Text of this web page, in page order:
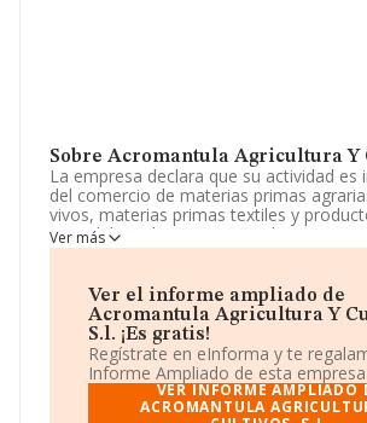
Sobre Acromantula Agricultura Y
La empresa declara que su actividad es
del comercio de materias primas
vivos, materias primas textiles y
semielaborados. comercio al por mayor
plantas. comercio al por mayor de
industrias manufactureras. cultivo de. La
inscrita en el Registro Mercantil como
Limitada. Clasifica su actividad CNAE
'Intermediarios del comercio de materias
agrarias, animales vivos, materias
productos semielaborados', código
actividad de importación y/o
Ver más
Ver el informe ampliado de
Acromantula Agricultura Y
S.l. ¡Es gratis!
Regístrate en eInforma y te
Informe Ampliado de esta empresa.
VER INFORME AMPLIADO
ACROMANTULA